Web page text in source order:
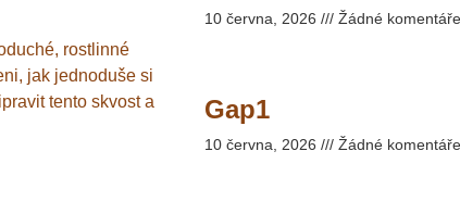
rostlinné
jak jednoduše si
tento skvost a
10 června, 2026 Žádné komentáře
Gap1
10 června, 2026 Žádné komentáře